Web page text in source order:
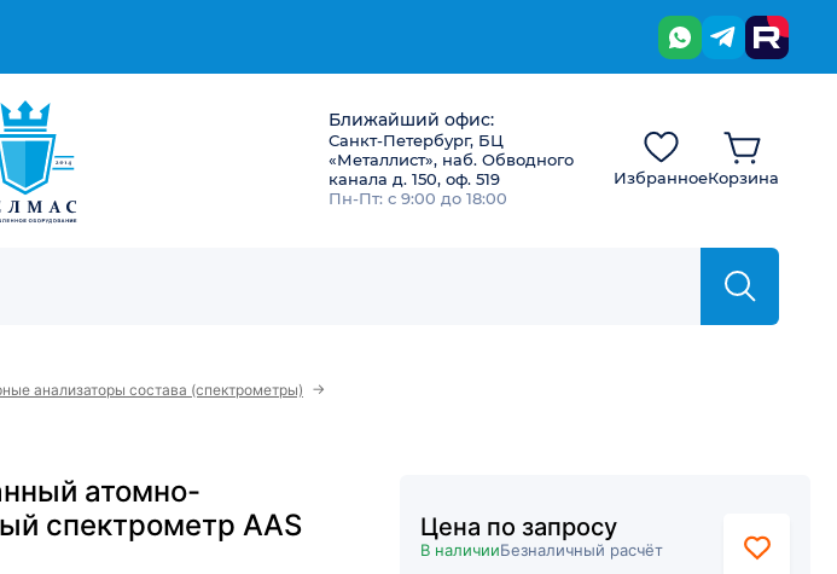
Ближайший офис:
Санкт-Петербург, БЦ
«Металлист», наб. Обводного
канала д. 150, оф. 519
Пн-Пт: с 9:00 до 18:00
ИзбранноеКорзина
анализаторы состава (спектрометры) →
атомно-
спектрометр AAS
Цена по запросу
В наличииБезналичный расчёт